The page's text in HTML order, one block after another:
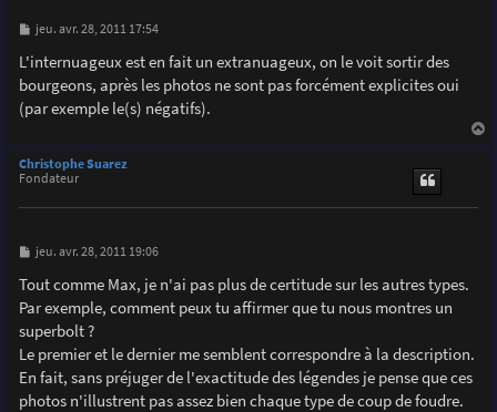
M
s
s
a
e
jeu. avr. 28, 2011 17:54
L'internuageux est en fait un extranuageux, on le voit sortir des
bourgeons, après les photos ne sont pas forcément explicites oui
(par exemple le(s) négatifs).
Christophe Suarez
Fondateur
M
s
s
a
e
jeu. avr. 28, 2011 19:06
Tout comme Max, je n'ai pas plus de certitude sur les autres types.
Par exemple, comment peux tu affirmer que tu nous montres un
superbolt ?
Le premier et le dernier me semblent correspondre à la description.
En fait, sans préjuger de l'exactitude des légendes je pense que ces
photos n'illustrent pas assez bien chaque type de coup de foudre.